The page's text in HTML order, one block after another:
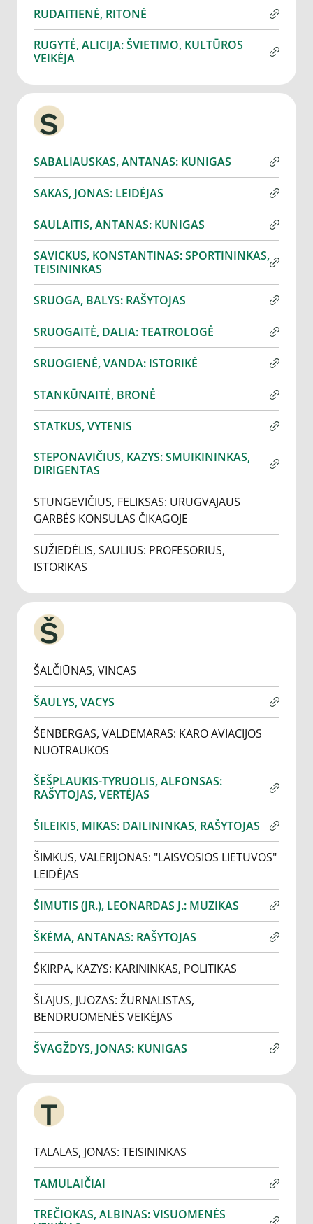
RUDAITIENĖ, RITONĖ
RUGYTĖ, ALICIJA: ŠVIETIMO, KULTŪROS
VEIKĖJA
S
SABALIAUSKAS, ANTANAS: KUNIGAS
SAKAS, JONAS: LEIDĖJAS
SAULAITIS, ANTANAS: KUNIGAS
SAVICKUS, KONSTANTINAS: SPORTININKAS,
TEISININKAS
SRUOGA, BALYS: RAŠYTOJAS
SRUOGAITĖ, DALIA: TEATROLOGĖ
SRUOGIENĖ, VANDA: ISTORIKĖ
STANKŪNAITĖ, BRONĖ
STATKUS, VYTENIS
STEPONAVIČIUS, KAZYS: SMUIKININKAS,
DIRIGENTAS
STUNGEVIČIUS, FELIKSAS: URUGVAJAUS
GARBĖS KONSULAS ČIKAGOJE
SUŽIEDĖLIS, SAULIUS: PROFESORIUS,
ISTORIKAS
Š
ŠALČIŪNAS, VINCAS
ŠAULYS, VACYS
ŠENBERGAS, VALDEMARAS: KARO AVIACIJOS
NUOTRAUKOS
ŠEŠPLAUKIS-TYRUOLIS, ALFONSAS:
RAŠYTOJAS, VERTĖJAS
ŠILEIKIS, MIKAS: DAILININKAS, RAŠYTOJAS
ŠIMKUS, VALERIJONAS: "LAISVOSIOS LIETUVOS"
LEIDĖJAS
ŠIMUTIS (JR.), LEONARDAS J.: MUZIKAS
ŠKĖMA, ANTANAS: RAŠYTOJAS
ŠKIRPA, KAZYS: KARININKAS, POLITIKAS
ŠLAJUS, JUOZAS: ŽURNALISTAS,
BENDRUOMENĖS VEIKĖJAS
ŠVAGŽDYS, JONAS: KUNIGAS
T
TALALAS, JONAS: TEISININKAS
TAMULAIČIAI
TREČIOKAS, ALBINAS: VISUOMENĖS